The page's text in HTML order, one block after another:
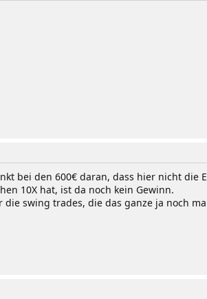
bei den 600€ daran, dass hier nicht
10X hat, ist da noch kein Gewinn.
swing trades, die das ganze ja noch